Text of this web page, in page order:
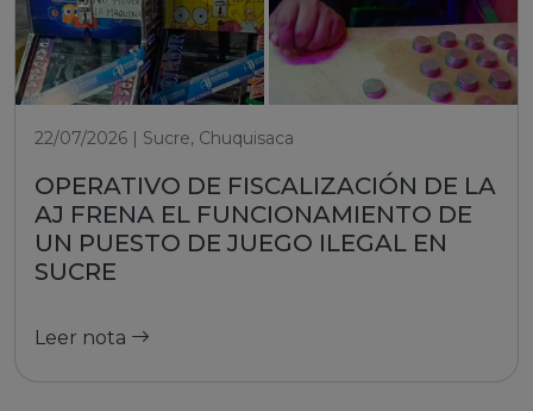
22/07/2026 | Sucre, Chuquisaca
OPERATIVO DE FISCALIZACIÓN DE LA
AJ FRENA EL FUNCIONAMIENTO DE
UN PUESTO DE JUEGO ILEGAL EN
SUCRE
Leer nota